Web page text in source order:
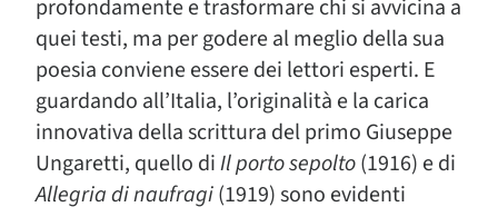
profondamente e trasformare chi si avvicina a
quei testi, ma per godere al meglio della sua
poesia conviene essere dei lettori esperti. E
guardando all’Italia, l’originalità e la carica
innovativa della scrittura del primo Giuseppe
Ungaretti, quello diIl porto sepolto(1916) e di
Allegria di naufragi(1919) sono evidenti